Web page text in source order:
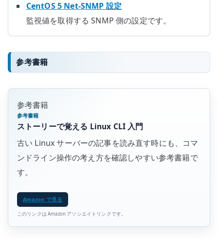
CentOS 5 Net-SNMP 設定
監視値を取得する SNMP 側の設定です。
参考書籍
参考書籍
参考書籍
ストーリーで覚える Linux CLI 入門
古い Linux サーバーの記事を読み直す時にも、コマ
ンドライン操作の考え方を確認しやすい参考書籍で
す。
Amazon で見る
このリンクは Amazon アソシエイトリンクです。